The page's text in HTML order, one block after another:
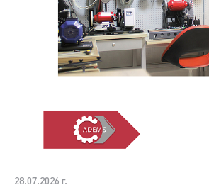
28.07.2026 г.